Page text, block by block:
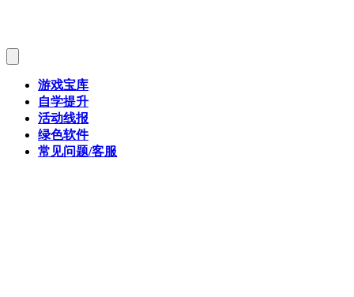
游戏宝库
自学提升
活动线报
绿色软件
常见问题/客服